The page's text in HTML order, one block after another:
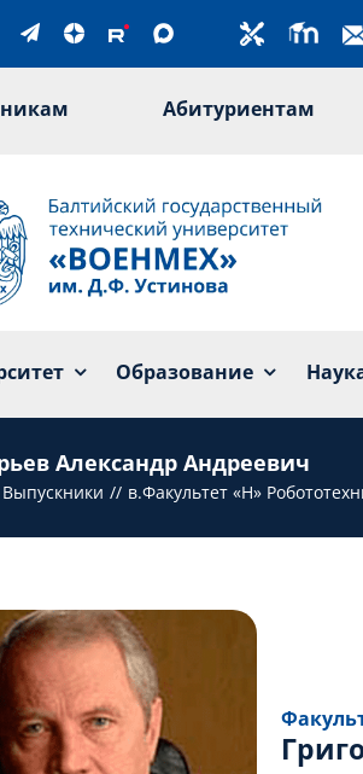
Абитуриентам
Образование
Александр Андреевич
Выпускники в.Факультет «Н»